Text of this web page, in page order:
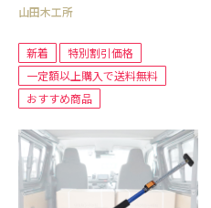
山田木工所
新着
特別割引価格
一定額以上購入で送料無料
おすすめ商品